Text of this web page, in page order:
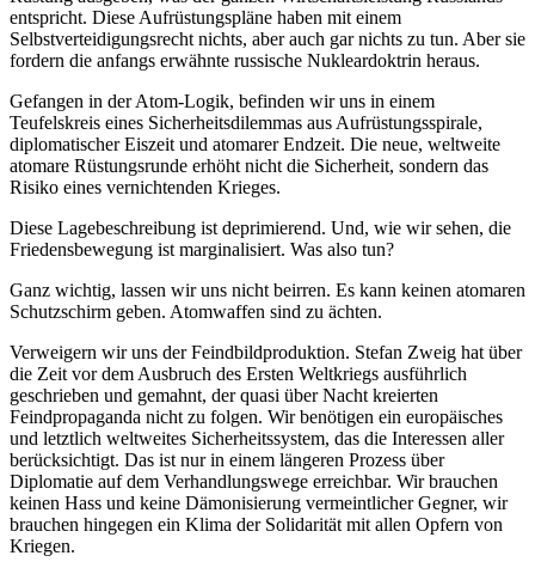
entspricht. Diese Aufrüstungspläne haben mit einem
Selbstverteidigungsrecht nichts, aber auch gar nichts zu tun. Aber sie
fordern die anfangs erwähnte russische Nukleardoktrin heraus.
Gefangen in der Atom-Logik, befinden wir uns in einem
Teufelskreis eines Sicherheitsdilemmas aus Aufrüstungsspirale,
diplomatischer Eiszeit und atomarer Endzeit. Die neue, weltweite
atomare Rüstungsrunde erhöht nicht die Sicherheit, sondern das
Risiko eines vernichtenden Krieges.
Diese Lagebeschreibung ist deprimierend. Und, wie wir sehen, die
Friedensbewegung ist marginalisiert. Was also tun?
Ganz wichtig, lassen wir uns nicht beirren. Es kann keinen atomaren
Schutzschirm geben. Atomwaffen sind zu ächten.
Verweigern wir uns der Feindbildproduktion. Stefan Zweig hat über
die Zeit vor dem Ausbruch des Ersten Weltkriegs ausführlich
geschrieben und gemahnt, der quasi über Nacht kreierten
Feindpropaganda nicht zu folgen. Wir benötigen ein europäisches
und letztlich weltweites Sicherheitssystem, das die Interessen aller
berücksichtigt. Das ist nur in einem längeren Prozess über
Diplomatie auf dem Verhandlungswege erreichbar. Wir brauchen
keinen Hass und keine Dämonisierung vermeintlicher Gegner, wir
brauchen hingegen ein Klima der Solidarität mit allen Opfern von
Kriegen.